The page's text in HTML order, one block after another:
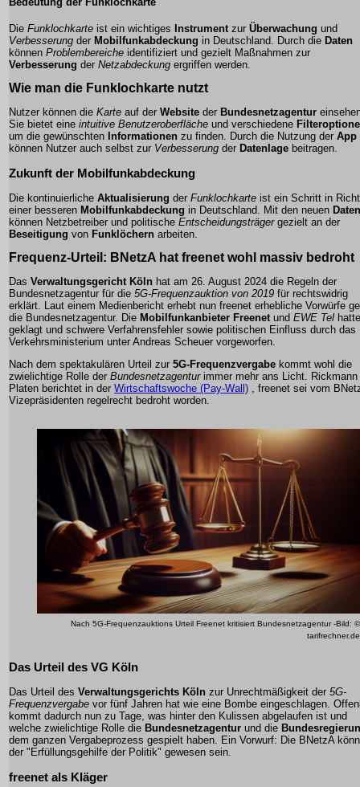
Die Funklochkarte ist ein wichtiges Instrument zur Überwachung und
Verbesserung der Mobilfunkabdeckung in Deutschland. Durch die Daten
können Problembereiche identifiziert und gezielt Maßnahmen zur
Verbesserung der Netzabdeckung ergriffen werden.
Wie man die Funklochkarte nutzt
Nutzer können die Karte auf der Website der Bundesnetzagentur
Sie bietet eine intuitive Benutzeroberfläche und verschiedene
um die gewünschten Informationen zu finden. Durch die Nutzung der App
können Nutzer auch selbst zur Verbesserung der Datenlage beitragen.
Zukunft der Mobilfunkabdeckung
Die kontinuierliche Aktualisierung der Funklochkarte ist ein Schritt in
einer besseren Mobilfunkabdeckung in Deutschland. Mit den neuen Daten
können Netzbetreiber und politische Entscheidungsträgergezielt an der
Beseitigung von Funklöchern arbeiten.
Frequenz-Urteil : BNetzA hat freenet wohl massiv bedroht
Das Verwaltungsgericht Köln hat am 26. August 2024 die Regeln der
Bundesnetzagentur für die 5G-Frequenzauktion von 2019 für rechtswidrig
erklärt. Laut einem Medienbericht erhebt nun freenet erhebliche Vorwürfe
die Bundesnetzagentur. Die Mobilfunkanbieter Freenet und EWE Tel
geklagt und schwere Verfahrensfehler sowie politischen Einfluss durch das
Verkehrsministerium unter Andreas Scheuer vorgeworfen.
Nach dem spektakulären Urteil zur 5G-Frequenzvergabe kommt wohl die
zwielichtige Rolle der Bundesnetzagenturimmer mehr ans Licht. Rickmann
Platen berichtet in der Wirtschaftswoche (Pay-Wall) , freenet sei vom
Vizepräsidenten regelrecht bedroht worden.
Nach 5G-Frequenzauktions Urteil Freenet kritisiert Bundesnetzagentur -Bild: ©
tarifrechner.de
Das Urteil des VG Köln
Das Urteil des Verwaltungsgerichts Köln zur Unrechtmäßigkeit der 5G-
Frequenzvergabe vor fünf Jahren hat wie eine Bombe eingeschlagen.
kommt dadurch nun zu Tage, was hinter den Kulissen abgelaufen ist und
welche zwielichtige Rolle die Bundesnetzagentur und die
dem ganzen Vergabeprozess gespielt haben. Ein Vorwurf: Die BNetzA
der "Erfüllungsgehilfe der Politik" gewesen sein.
freenet als Kläger